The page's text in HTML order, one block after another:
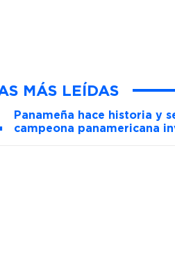
MÁS LEÍDAS
Panameña hace historia y
campeona panamericana